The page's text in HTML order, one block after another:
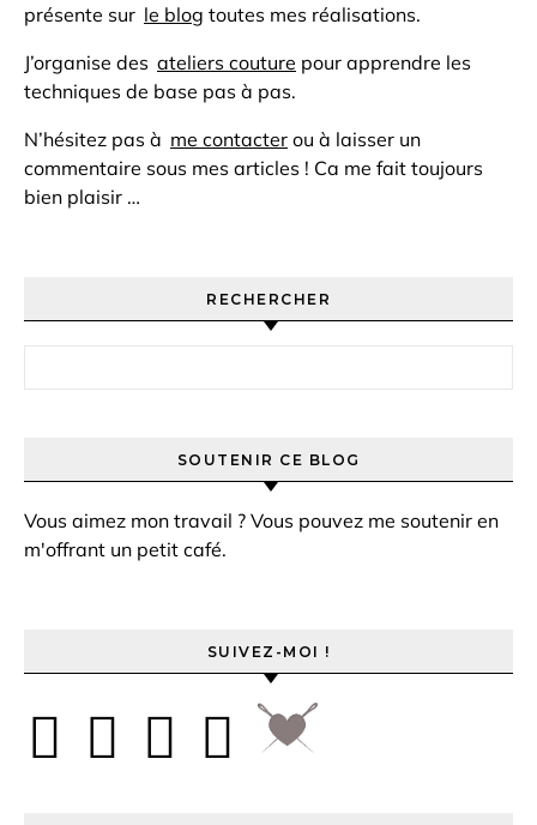
présente sur le blog toutes mes réalisations.
J’organise des ateliers couture pour apprendre les
techniques de base pas à pas.
N’hésitez pas à me contacter ou à laisser un
commentaire sous mes articles ! Ca me fait toujours
bien plaisir …
RECHERCHER
SOUTENIR CE BLOG
Vous aimez mon travail ? Vous pouvez me soutenir en
m'offrant un petit café.
SUIVEZ-MOI !